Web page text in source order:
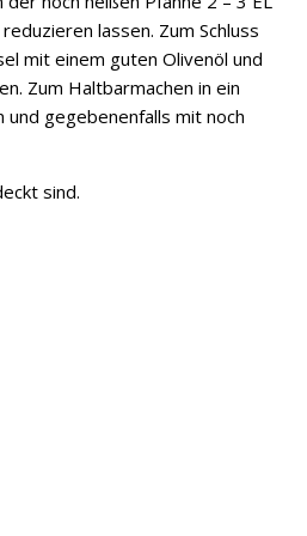
lassen. Zum Schluss
mit einem guten Olivenöl und
Zum Haltbarmachen in ein
gegebenenfalls mit noch
sind.